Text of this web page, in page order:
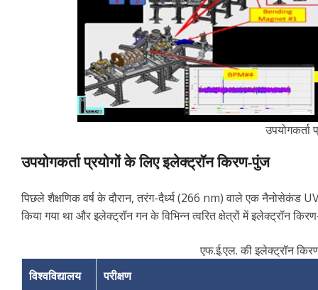
उपयोगकर्ता
उपयोगकर्ता प्रयोगों के लिए इलेक्ट्रॉन किरण-पुंज
पिछले शैक्षणिक वर्ष के दौरान, तरंग-दैर्ध्य (266 nm) वाले एक नैनोसेकंड
किया गया था और इलेक्ट्रॉन गन के विभिन्न त्वरित क्षेत्रों में इलेक्ट्रॉन
एफ.ई.एल. की इलेक्ट्रॉन
विश्वविद्यालय
परीक्षण